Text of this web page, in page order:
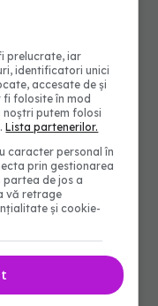
prelucrate, iar
identificatori unici
accesate de și
fi folosite în mod
noștri putem folosi
Lista partenerilor.
caracter personal în
prin gestionarea
partea de jos a
vă retrage
și cookie-